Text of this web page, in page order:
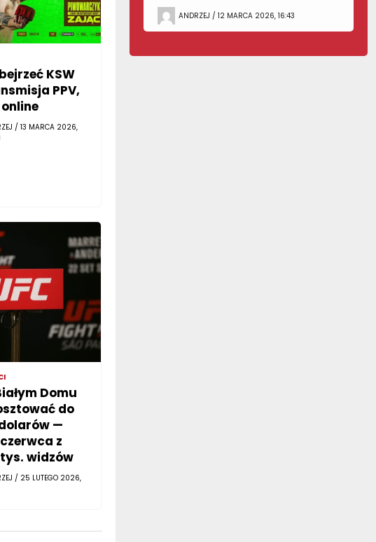
KSW
PPV,
/ 13 MARCA 2026,
Domu
do
—
z
tys. widzów
/ 25 LUTEGO 2026,
ANDRZEJ / 12 MARCA 2026, 16:43